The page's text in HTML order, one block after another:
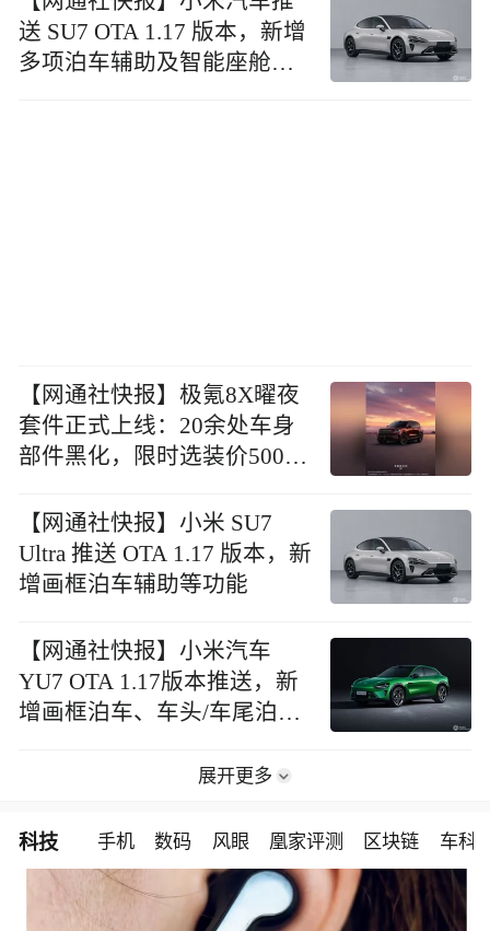
送 SU7 OTA 1.17 版本，新增
多项泊车辅助及智能座舱功
【网通社快报】极氪8X曜夜
套件正式上线：20余处车身
部件黑化，限时选装价5000
【网通社快报】小米 SU7
Ultra 推送 OTA 1.17 版本，新
增画框泊车辅助等功能
【网通社快报】小米汽车
YU7 OTA 1.17版本推送，新
增画框泊车、车头/车尾泊入
展开更多
科技 手机 数码 风眼 凰家评测 区块链 车科